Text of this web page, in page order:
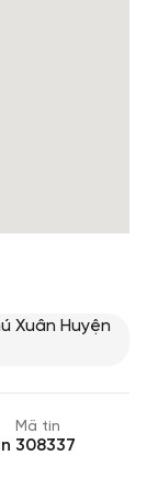
Xuân Huyện
Mã tin
308337